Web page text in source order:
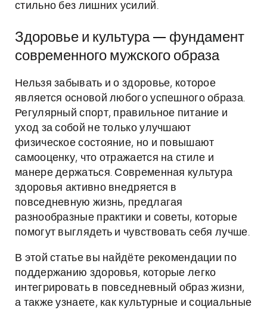
стильно без лишних усилий.
Здоровье и культура — фундамент
современного мужского образа
Нельзя забывать и о здоровье, которое
является основой любого успешного образа.
Регулярный спорт, правильное питание и
уход за собой не только улучшают
физическое состояние, но и повышают
самооценку, что отражается на стиле и
манере держаться. Современная культура
здоровья активно внедряется в
повседневную жизнь, предлагая
разнообразные практики и советы, которые
помогут выглядеть и чувствовать себя лучше.
В этой статье вы найдёте рекомендации по
поддержанию здоровья, которые легко
интегрировать в повседневный образ жизни,
а также узнаете, как культурные и социальные